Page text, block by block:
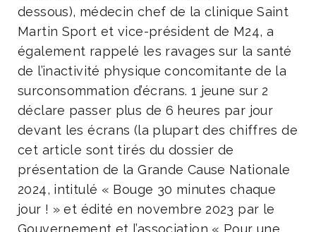
dessous), médecin chef de la clinique Saint
Martin Sport et vice-président de M24, a
également rappelé les ravages sur la santé
de l’inactivité physique concomitante de la
surconsommation d’écrans. 1 jeune sur 2
déclare passer plus de 6 heures par jour
devant les écrans (la plupart des chiffres de
cet article sont tirés du dossier de
présentation de la Grande Cause Nationale
2024, intitulé « Bouge 30 minutes chaque
jour ! » et édité en novembre 2023 par le
Gouvernement et l’association « Pour une